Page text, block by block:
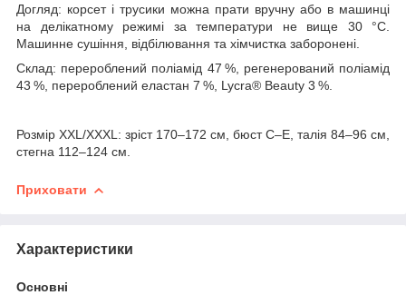
Догляд: корсет і трусики можна прати вручну або в машинці
на делікатному режимі за температури не вище 30 °C.
Машинне сушіння, відбілювання та хімчистка заборонені.
Склад: перероблений поліамід 47 %, регенерований поліамід
43 %, перероблений еластан 7 %, Lycra® Beauty 3 %.
Розмір XXL/XXXL: зріст 170–172 см, бюст C–E, талія 84–96 см,
стегна 112–124 см.
Приховати
Характеристики
Основні